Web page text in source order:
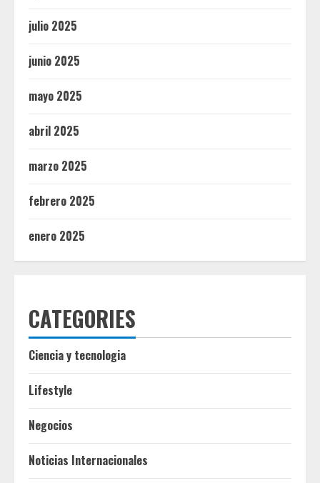
julio 2025
junio 2025
mayo 2025
abril 2025
marzo 2025
febrero 2025
enero 2025
CATEGORIES
Ciencia y tecnologia
Lifestyle
Negocios
Noticias Internacionales